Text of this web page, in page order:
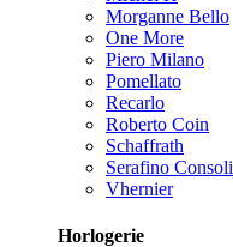
Morganne Bello
One More
Piero Milano
Pomellato
Recarlo
Roberto Coin
Schaffrath
Serafino Consoli
Vhernier
Horlogerie